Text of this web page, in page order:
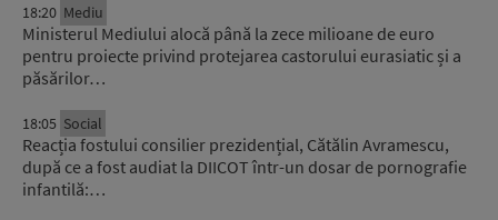
18:20 Mediu
Ministerul Mediului alocă până la zece milioane de euro
pentru proiecte privind protejarea castorului eurasiatic și a
păsărilor…
18:05 Social
Reacția fostului consilier prezidențial, Cătălin Avramescu,
după ce a fost audiat la DIICOT într-un dosar de pornografie
infantilă:…